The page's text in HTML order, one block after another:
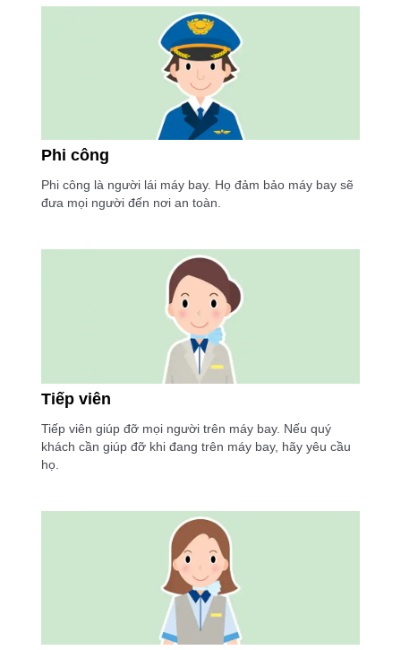
Phi công
Phi công là người lái máy bay. Họ đảm bảo máy bay sẽ
đưa mọi người đến nơi an toàn.
Tiếp viên
Tiếp viên giúp đỡ mọi người trên máy bay. Nếu quý
khách cần giúp đỡ khi đang trên máy bay, hãy yêu cầu
họ.